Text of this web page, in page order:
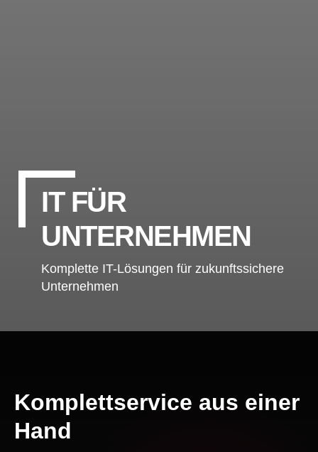
IT FÜR
UNTERNEHMEN
Komplette IT-Lösungen für zukunftssichere
Unternehmen
Komplettservice aus einer
Hand